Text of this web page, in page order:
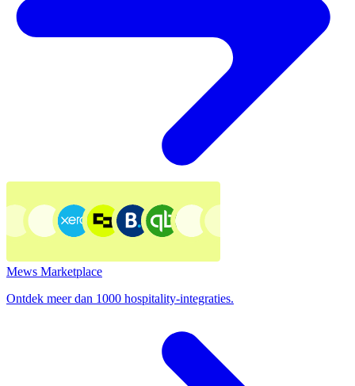
Mews Marketplace
Ontdek meer dan 1000 hospitality-integraties.